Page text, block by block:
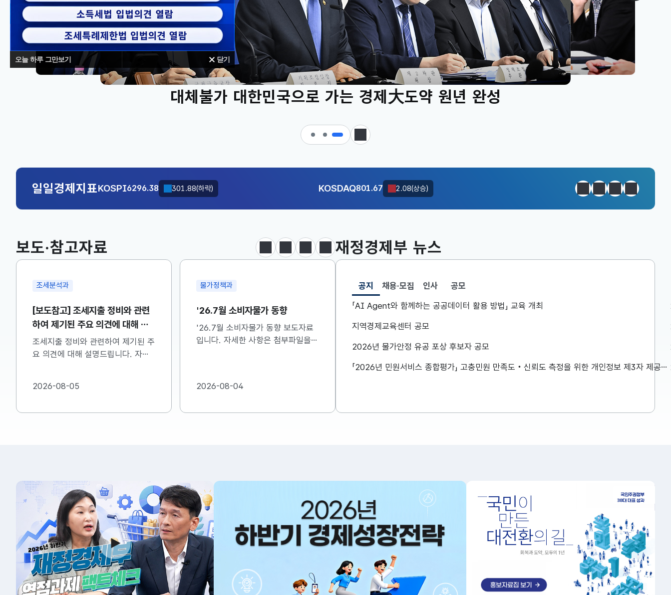
오늘 하루 그만보기 닫기
대체불가 대한민국으로 가는 경제大도약 원년 완성
정지
일일경제지표
달러-원1424.9000
국고채(3년)3.742 0.073(상승) 달러-원1424.9000 0.2000(상승)
KOSPI6296.38 301.88(하락) KOSDAQ801.67 2.08(상승)
달러-원
정지이전다음일일경제지
보도·참고자료
물가정책과
'26.7월 소비자물가 동향
'26.7월 소비자물가 동향 보도자료
입니다. 자세한 사항은 첨부파일을
참고하시기 바랍니다....
2026-08-04
정책조정총괄과
비상경제본부 회의 겸 경제·구조혁
신 관계장관회의 개최
구윤철 부총리 겸 재정경제부장관은
자세한 내용은 첨부자료를 참고하여
2026-08-06
공급망정책담당관
제16차 소재부품장비 경쟁력강화
위원회 개최
허장 재정경제부 제2차관은 8.6일
차 소재·부품·장비 경쟁력강화위원회
정지 이전 다음 보도·참고자료 더보기
재정경제부 뉴스
공지
선택됨
공지
「AI Agent와 함께하는 공공데이터 활용 방법」 교육 개최
지역경제교육센터 공모
2026년 물가안정 유공 포상 후보자 공모
「2026년 민원서비스 종합평가」 고충민원 만족도‧신뢰도 측정을 위한 개인정보 제3자 제공사항 공고
채용·모집 인사 공모
알림판